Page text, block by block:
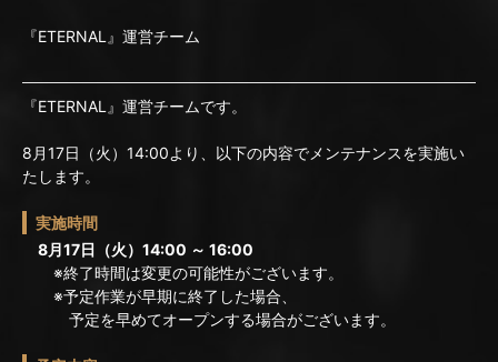
『ETERNAL』運営チーム
『ETERNAL』運営チームです。
8月17日（火）14:00より、以下の内容でメンテナンスを実施い
たします。
実施時間
8月17日（火）14:00 ～ 16:00
※終了時間は変更の可能性がございます。
※予定作業が早期に終了した場合、
予定を早めてオープンする場合がございます。